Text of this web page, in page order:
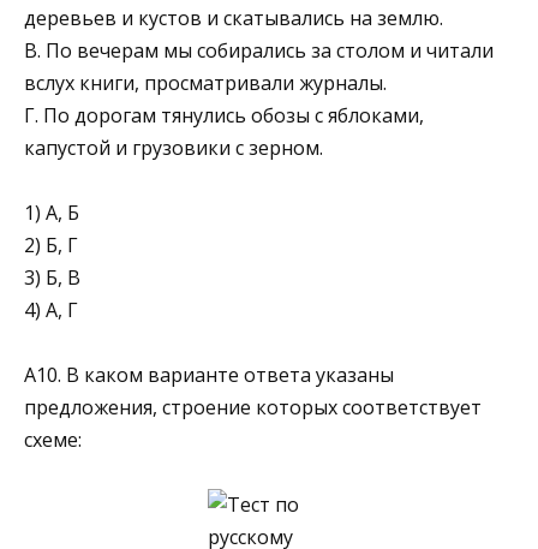
деревьев и кустов и скатывались на землю.
В. По вечерам мы собирались за столом и читали
вслух книги, просматривали журналы.
Г. По дорогам тянулись обозы с яблоками,
капустой и грузовики с зерном.
1) А, Б
2) Б, Г
3) Б, В
4) А, Г
A10. В каком варианте ответа указаны
предложения, строение которых соответствует
схеме: